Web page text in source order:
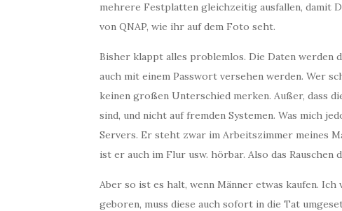
mehrere Festplatten gleichzeitig ausfallen, damit
von QNAP, wie ihr auf dem Foto seht.
Bisher klappt alles problemlos. Die Daten
auch mit einem Passwort versehen werden. Wer
keinen großen Unterschied merken. Außer, dass
sind, und nicht auf fremden Systemen. Was mich
Servers. Er steht zwar im Arbeitszimmer meines
ist er auch im Flur usw. hörbar. Also das
Aber so ist es halt, wenn Männer etwas kaufen.
geboren, muss diese auch sofort in die Tat